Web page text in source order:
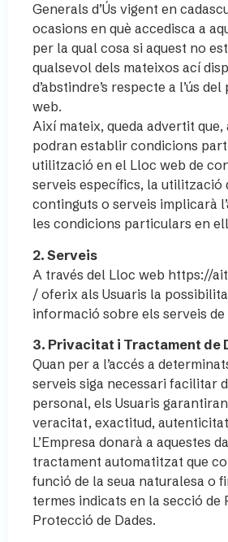
Generals d’Ús vigent en
ocasions en què accedisca a
per la qual cosa si aquest no
qualsevol dels mateixos ací
d’abstindre’s respecte a l’ús
web.
Així mateix, queda advertit que,
podran establir condicions
utilització en el Lloc web de
serveis específics, la utilització
continguts o serveis implicarà
les condicions particulars en
2. Serveis
A través del Lloc web https://
/ oferix als Usuaris la
informació sobre els serveis de
3. Privacitat i Tractament de
Quan per a l’accés a
serveis siga necessari facilitar
personal, els Usuaris
veracitat, exactitud,
L’Empresa donarà a aquestes
tractament automatitzat que
funció de la seua naturalesa o
termes indicats en la secció de
Protecció de Dades.